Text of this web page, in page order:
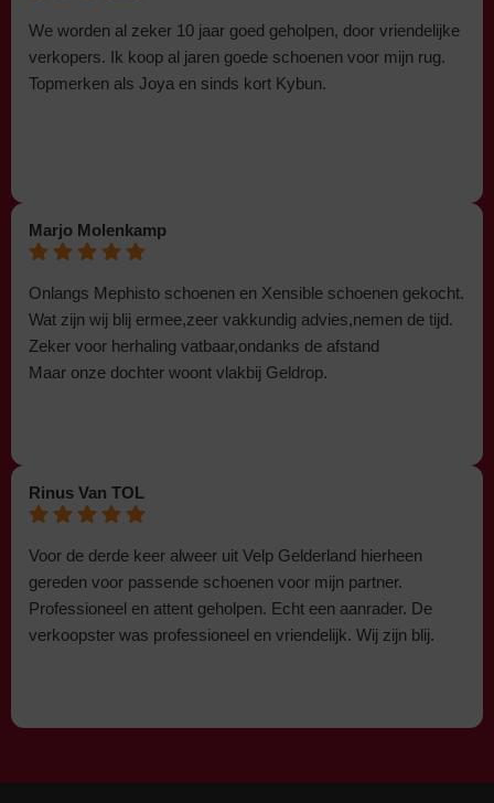
We worden al zeker 10 jaar goed geholpen, door vriendelijke
verkopers. Ik koop al jaren goede schoenen voor mijn rug.
Topmerken als Joya en sinds kort Kybun.
Marjo Molenkamp
Onlangs Mephisto schoenen en Xensible schoenen gekocht.
Wat zijn wij blij ermee,zeer vakkundig advies,nemen de tijd.
Zeker voor herhaling vatbaar,ondanks de afstand
Maar onze dochter woont vlakbij Geldrop.
Rinus Van TOL
Voor de derde keer alweer uit Velp Gelderland hierheen
gereden voor passende schoenen voor mijn partner.
Professioneel en attent geholpen. Echt een aanrader. De
verkoopster was professioneel en vriendelijk. Wij zijn blij.